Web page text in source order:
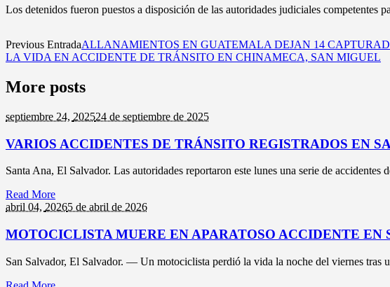
Los detenidos fueron puestos a disposición de las autoridades judiciales competentes
Previous EntradaALLANAMIENTOS EN GUATEMALA DEJAN 14
LA VIDA EN ACCIDENTE DE TRÁNSITO EN CHINAMECA, SAN MIGUEL
More posts
septiembre 24, 202524 de septiembre de 2025
VARIOS ACCIDENTES DE TRÁNSITO REGISTRADOS EN
Santa Ana, El Salvador. Las autoridades reportaron este lunes una serie de accidentes
Read More
abril 04, 20265 de abril de 2026
MOTOCICLISTA MUERE EN APARATOSO ACCIDENTE EN
San Salvador, El Salvador. — Un motociclista perdió la vida la noche del viernes tras